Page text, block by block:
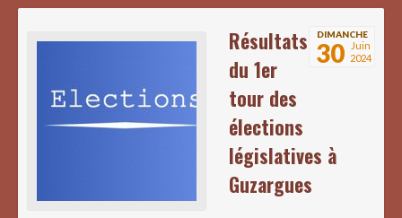
DIMANCHE
30
Juin
2024
Résultats
du 1er
tour des
élections
législatives à
Guzargues